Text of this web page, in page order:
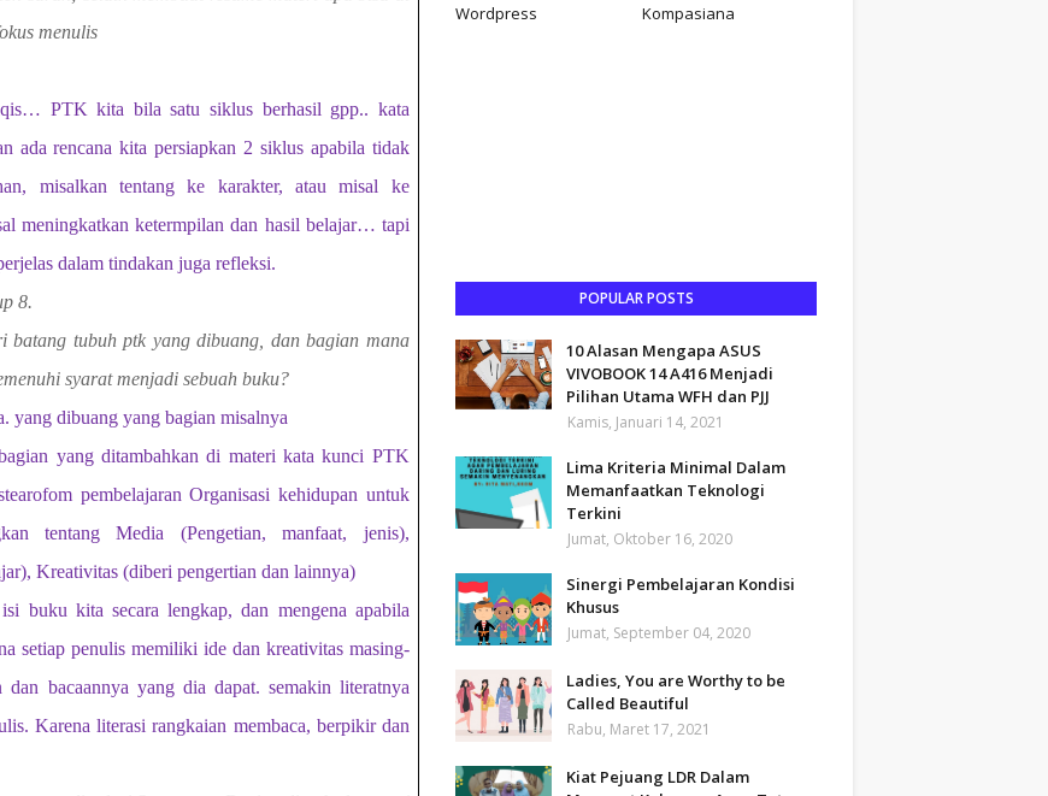
menulis
PTK kita bila satu siklus berhasil gpp.. kata
ada rencana kita persiapkan 2 siklus apabila tidak
misalkan tentang ke karakter, atau misal ke
meningkatkan ketermpilan dan hasil belajar… tapi
dalam tindakan juga refleksi.
8.
batang tubuh ptk yang dibuang, dan bagian mana
syarat menjadi sebuah buku?
yang dibuang yang bagian misalnya
yang ditambahkan di materi kata kunci PTK
pembelajaran Organisasi kehidupan untuk
tentang Media (Pengetian, manfaat, jenis),
Kreativitas (diberi pengertian dan lainnya)
buku kita secara lengkap, dan mengena apabila
setiap penulis memiliki ide dan kreativitas masing-
dan bacaannya yang dia dapat. semakin literatnya
Karena literasi rangkaian membaca, berpikir dan
Wordpress Kompasiana
POPULAR POSTS
10 Alasan Mengapa ASUS
VIVOBOOK 14 A416 Menjadi
Pilihan Utama WFH dan PJJ
Kamis, Januari 14, 2021
Lima Kriteria Minimal Dalam
Memanfaatkan Teknologi
Terkini
Jumat, Oktober 16, 2020
Sinergi Pembelajaran Kondisi
Khusus
Jumat, September 04, 2020
Ladies, You are Worthy to be
Called Beautiful
Rabu, Maret 17, 2021
Kiat Pejuang LDR Dalam